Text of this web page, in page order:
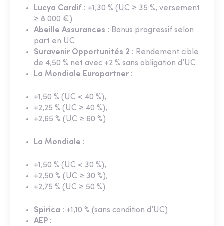
Lucya Cardif : +1,30 % (UC ≥ 35 %, versement
≥ 8 000 €)
Abeille Assurances : Bonus progressif selon
part en UC
Suravenir Opportunités 2 : Rendement cible
de 4,50 % net avec +2 % sans obligation d’UC
La Mondiale Europartner :
+1,50 % (UC < 40 %),
+2,25 % (UC ≥ 40 %),
+2,65 % (UC ≥ 60 %)
La Mondiale :
+1,50 % (UC < 30 %),
+2,50 % (UC ≥ 30 %),
+2,75 % (UC ≥ 50 %)
Spirica : +1,10 % (sans condition d’UC)
AEP :